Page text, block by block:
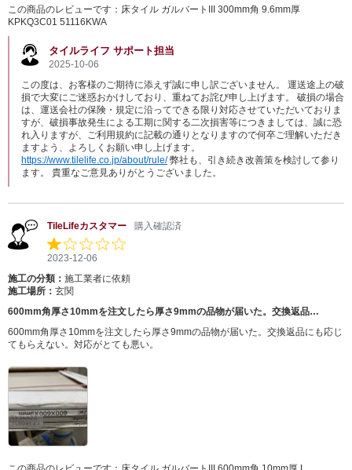
この商品のレビューです： 床タイル ガルバートIII 300mm角 9.6mm厚
KPKQ3C01 51116KWA
タイルライフ サポート担当
2025-10-06
この度は、お客様のご期待に添えず誠に申し訳ございません。 運送途上の破
損で大変にご迷惑おかけしており、重ねてお詫び申し上げます。 破損の場合
は、運送会社の保険・規定に沿ってできる限り対応させていただいておりま
すが、破損事故発生による工期に関する二次損害等につきましては、誠に恐
れ入りますが、ご利用規約に記載の通りとなりますので何卒ご理解いただき
ますよう、よろしくお願い申し上げます。
https://www.tilelife.co.jp/about/rule/弊社も、引き続き改善策を検討して参り
ます。 貴重なご意見ありがとうございました。
TileLifeカスタマー 購入確認済
2023-12-06
施工の分類： 施工業者に依頼
施工場所： 玄関
600mm角厚さ10mmを注文したら厚さ9mmの品物が届いた。交換返品…
600mm角厚さ10mmを注文したら厚さ9mmの品物が届いた。交換返品にも応じ
てもらえない。対応がとても悪い。